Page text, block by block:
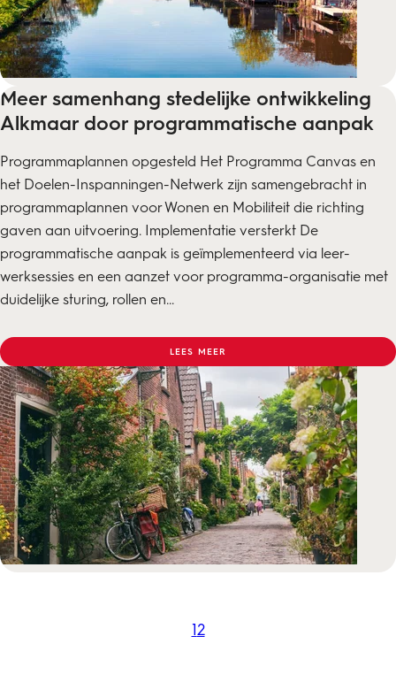
Meer samenhang stedelijke ontwikkeling
Alkmaar door programmatische aanpak
Programmaplannen opgesteld Het Programma Canvas en
het Doelen-Inspanningen-Netwerk zijn samengebracht in
programmaplannen voor Wonen en Mobiliteit die richting
gaven aan uitvoering. Implementatie versterkt De
programmatische aanpak is geïmplementeerd via leer-
werksessies en een aanzet voor programma-organisatie met
duidelijke sturing, rollen en...
LEES MEER
12